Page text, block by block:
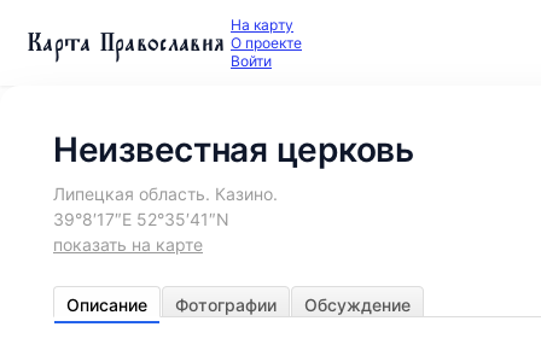
Карта Православия На карту
О проекте
Войти
Неизвестная церковь
Липецкая область. Казино.
39°8′17″E 52°35′41″N
показать на карте
Описание Фотографии Обсуждение